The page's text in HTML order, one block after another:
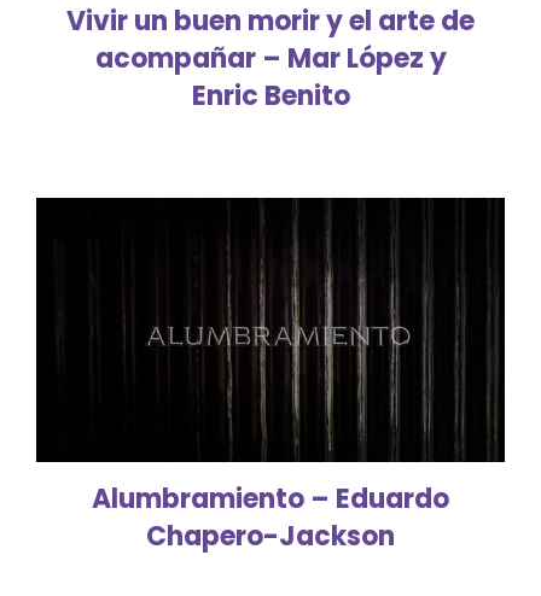
Vivir un buen morir y el arte de
acompañar – Mar López y
Enric Benito
Alumbramiento – Eduardo
Chapero-Jackson